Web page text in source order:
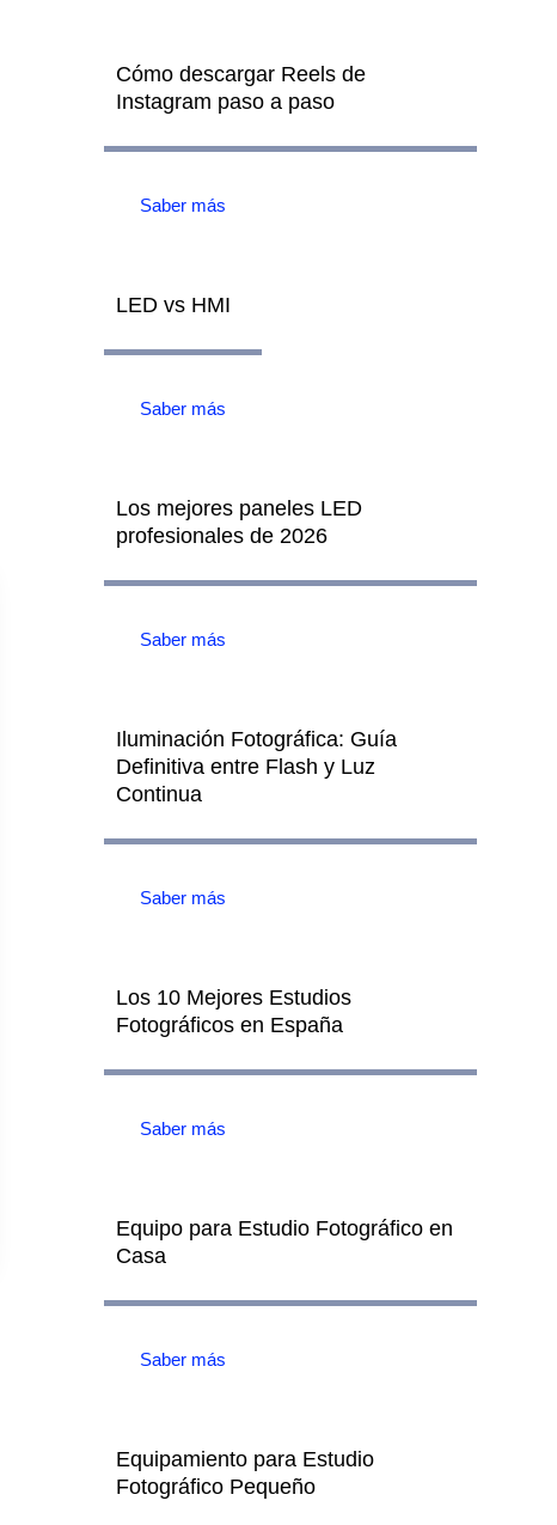
Cómo descargar Reels de
Instagram paso a paso
Saber más
LED vs HMI
Saber más
Los mejores paneles LED
profesionales de 2026
Saber más
Iluminación Fotográfica: Guía
Definitiva entre Flash y Luz
Continua
Saber más
Los 10 Mejores Estudios
Fotográficos en España
Saber más
Equipo para Estudio Fotográfico en
Casa
Saber más
Equipamiento para Estudio
Fotográfico Pequeño